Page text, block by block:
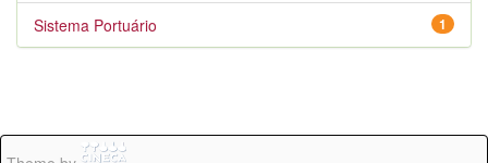
1
Sistema Portuário